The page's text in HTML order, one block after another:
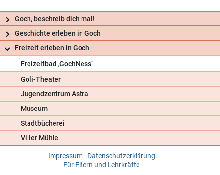
Goch, beschreib dich mal!
Geschichte erleben in Goch
Freizeit erleben in Goch
Freizeitbad ‚GochNess‘
Goli-Theater
Jugendzentrum Astra
Museum
Stadtbücherei
Viller Mühle
Impressum
Datenschutzerklärung
Für Eltern und Lehrkräfte